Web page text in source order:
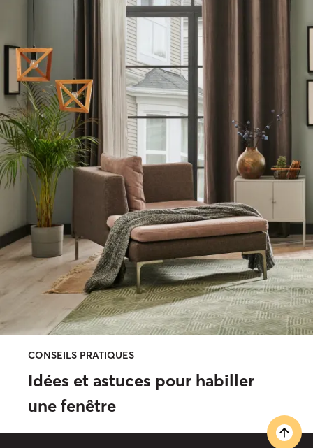
CONSEILS PRATIQUES
Idées et astuces pour habiller
une fenêtre